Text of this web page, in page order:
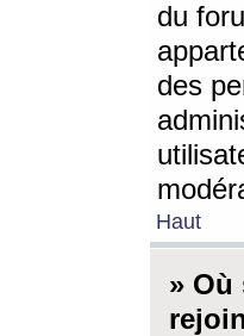
du
des
Haut
» Où